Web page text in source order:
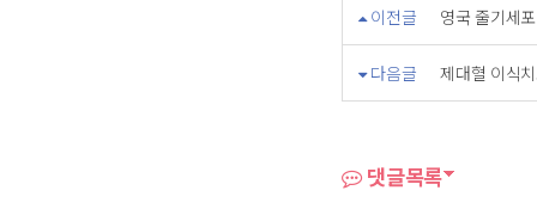
이전글 영국 줄기세
다음글 제대혈 이식
댓글목록